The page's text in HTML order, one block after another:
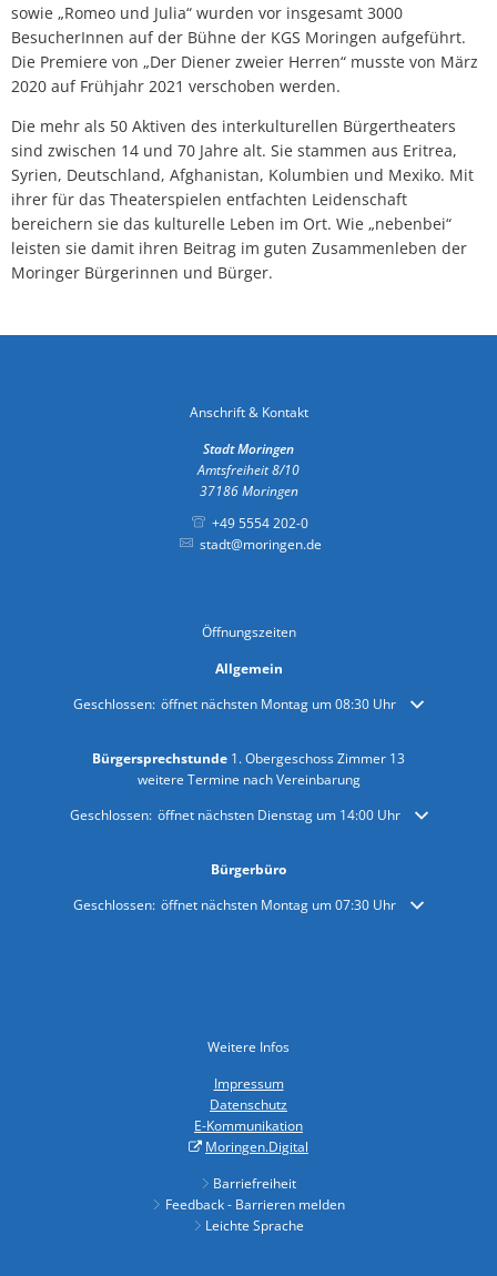
sowie „Romeo und Julia“ wurden vor insgesamt 3000
BesucherInnen auf der Bühne der KGS Moringen aufgeführt.
Die Premiere von „Der Diener zweier Herren“ musste von März
2020 auf Frühjahr 2021 verschoben werden.
Die mehr als 50 Aktiven des interkulturellen Bürgertheaters
sind zwischen 14 und 70 Jahre alt. Sie stammen aus Eritrea,
Syrien, Deutschland, Afghanistan, Kolumbien und Mexiko. Mit
ihrer für das Theaterspielen entfachten Leidenschaft
bereichern sie das kulturelle Leben im Ort. Wie „nebenbei“
leisten sie damit ihren Beitrag im guten Zusammenleben der
Moringer Bürgerinnen und Bürger.
Anschrift & Kontakt
Stadt Moringen
Amtsfreiheit 8/10
37186 Moringen
+49 5554 202-0
stadt@moringen.de
Öffnungszeiten
Allgemein
Klicken, um weitere Öffnungs- oder Schließzeiten auszublenden
Geschlossen: öffnet nächsten Montag um 08:30 Uhr
Bürgersprechstunde 1. Obergeschoss Zimmer 13
weitere Termine nach Vereinbarung
Klicken, um weitere Öffnungs- oder Schließzeiten auszublenden
Geschlossen: öffnet nächsten Dienstag um 14:00 Uhr
Bürgerbüro
Klicken, um weitere Öffnungs- oder Schließzeiten auszublenden
Geschlossen: öffnet nächsten Montag um 07:30 Uhr
Weitere Infos
Impressum
Datenschutz
E-Kommunikation
Moringen.Digital
Barriefreiheit
Feedback - Barrieren melden
Leichte Sprache